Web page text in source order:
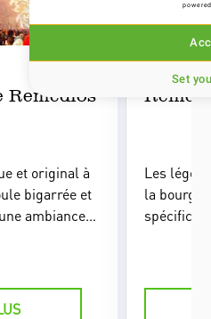
Remedios
et original à
bigarrée et
ambiance
les visiteurs
Les
la
Set